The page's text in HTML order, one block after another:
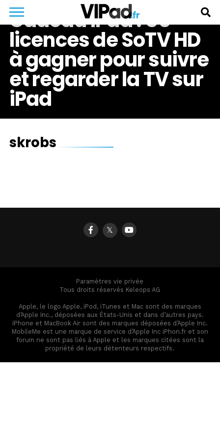
Cadeau iPad : 50
licences de SoTV HD
à gagner pour suivre
et regarder la TV sur
iPad
skrobs
𝕏
Paramètres vie privée
Tous droits réservés Keleops AG
Apple, le logo Apple, iPod, iTunes et Mac sont des marques
d’Apple Inc., déposées aux États-Unis et dans d’autres pays.
iPhone et MacBook Air sont des marques déposées d’Apple Inc.
MobileMe est une marque de service d’Apple Inc iPhon.fr et son
forum ne sont pas liés à Apple et les marques citées sont la
propriété de leurs détenteurs respectifs.